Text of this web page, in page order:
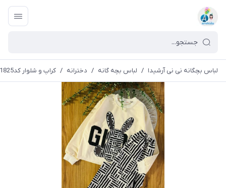
لباس بچگانه نی نی آرشیدا / لباس بچه گانه / دخترانه / کراپ و شلوار کد1825